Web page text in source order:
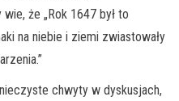
że „Rok 1647 był to
na niebie i ziemi zwiastowały
chwyty w dyskusjach,